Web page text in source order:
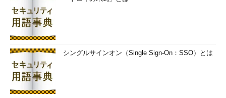
シングルサインオン（Single Sign-On：SSO）とは